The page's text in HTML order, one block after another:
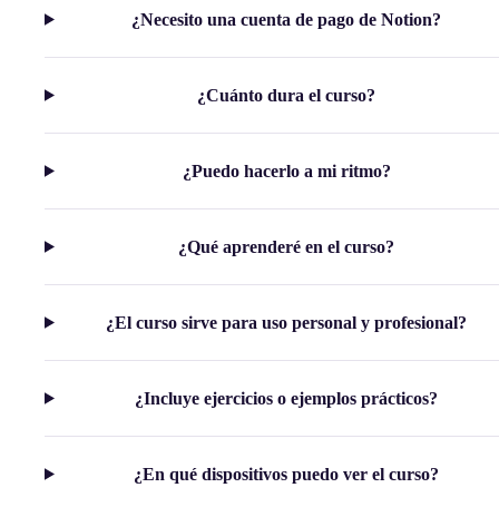
¿Necesito una cuenta de pago de Notion?
¿Cuánto dura el curso?
¿Puedo hacerlo a mi ritmo?
¿Qué aprenderé en el curso?
¿El curso sirve para uso personal y profesional?
¿Incluye ejercicios o ejemplos prácticos?
¿En qué dispositivos puedo ver el curso?